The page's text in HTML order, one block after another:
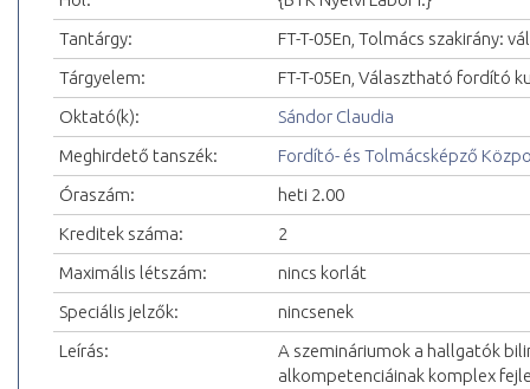
Tantárgy:
FT-T-05En, Tolmács szakirány:
Tárgyelem:
FT-T-05En, Választható fordító
Oktató(k):
Sándor Claudia
Meghirdető tanszék:
Fordító- és Tolmácsképző
Óraszám:
heti 2.00
Kreditek száma:
2
Maximális létszám:
nincs korlát
Speciális jelzők:
nincsenek
Leírás:
A szemináriumok a hallgatók
alkompetenciáinak komplex